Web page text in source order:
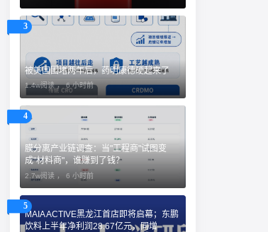
3
被美国围堵两年后，药明康德硬起来了
1.4w阅读 ，6 小时前
4
膜分离产业链调查：当"工程商"试图变
成"材料商"，谁赚到了钱？
2.7w阅读 ， 6 小时前
5
MAIA ACTIVE黑龙江首店即将启幕；东鹏
饮料上半年净利润28.67亿元，同增